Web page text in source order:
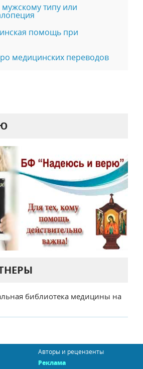
типу или
помощь при
медицинских переводов
библиотека медицины на
Авторы и рецензенты
Реклама